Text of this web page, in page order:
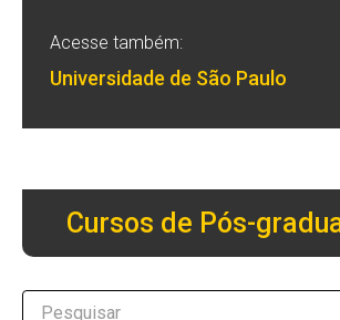
Acesse também:
Universidade de São Paulo
Cursos de Pós-